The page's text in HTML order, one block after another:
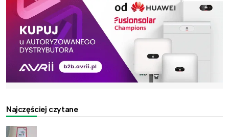
Najczęściej czytane